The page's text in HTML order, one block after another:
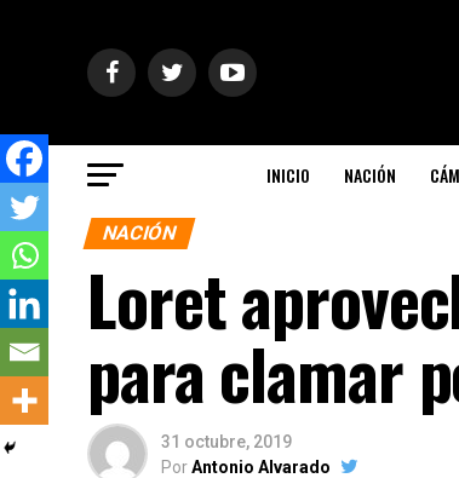
INICIO NACIÓN
NACIÓN
Loret
para clamar
31 octubre, 2019
PorAntonio Alvarado